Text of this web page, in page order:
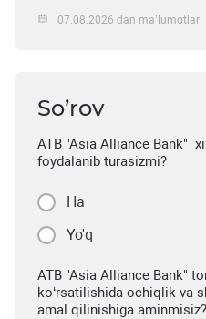
07.08.2026 dan ma’lumotlar
So’rov
ATB "Asia Alliance Bank"
foydalanib turasizmi?
Ha
Yo'q
ATB "Asia Alliance Bank"
ko‘rsatilishida ochiqlik va
amal qilinishiga aminmisiz?